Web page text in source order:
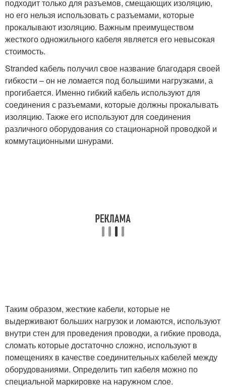
подходит только для разъемов, смещающих изоляцию,
но его нельзя использовать с разъемами, которые
прокалывают изоляцию. Важным преимуществом
жесткого одножильного кабеля является его невысокая
стоимость.
Stranded кабель получил свое название благодаря своей
гибкости – он не ломается под большими нагрузками, а
прогибается. Именно гибкий кабель используют для
соединения с разъемами, которые должны прокалывать
изоляцию. Также его используют для соединения
различного оборудования со стационарной проводкой и
коммутационными шнурами.
Таким образом, жесткие кабели, которые не
выдерживают больших нагрузок и ломаются, используют
внутри стен для проведения проводки, а гибкие провода,
сломать которые достаточно сложно, используют в
помещениях в качестве соединительных кабелей между
оборудованиями. Определить тип кабеля можно по
специальной маркировке на наружном слое.